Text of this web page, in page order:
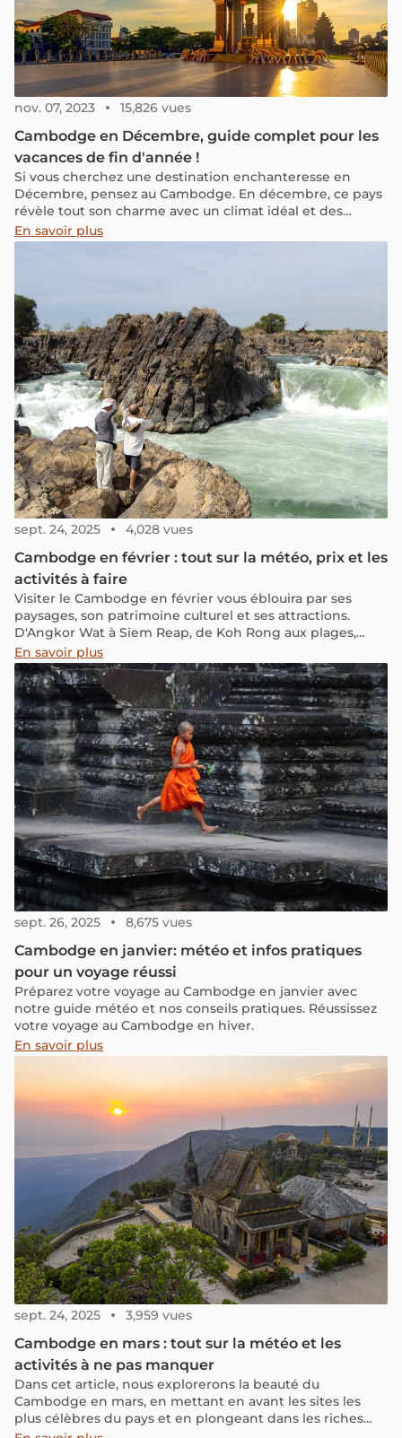
nov. 07, 2023 15,826 vues
Cambodge en Décembre, guide complet pour les
vacances de fin d'année !
Si vous cherchez une destination enchanteresse en
Décembre, pensez au Cambodge. En décembre, ce pays
révèle tout son charme avec un climat idéal et des
paysages magnifiques, notamment les impressionnants
temples d'Angkor. Joignez-vous à nous pour explorer
En savoir plus
sept. 24, 2025 4,028 vues
Cambodge en février : tout sur la météo, prix et les
activités à faire
Visiter le Cambodge en février vous éblouira par ses
paysages, son patrimoine culturel et ses attractions.
D'Angkor Wat à Siem Reap, de Koh Rong aux plages,
l'expérience de la saison est riche et variée
En savoir plus
sept. 26, 2025 8,675 vues
Cambodge en janvier: météo et infos pratiques
pour un voyage réussi
Préparez votre voyage au Cambodge en janvier avec
notre guide météo et nos conseils pratiques. Réussissez
votre voyage au Cambodge en hiver.
En savoir plus
sept. 24, 2025 3,959 vues
Cambodge en mars : tout sur la météo et les
activités à ne pas manquer
Dans cet article, nous explorerons la beauté du
Cambodge en mars, en mettant en avant les sites les
plus célèbres du pays et en plongeant dans les riches